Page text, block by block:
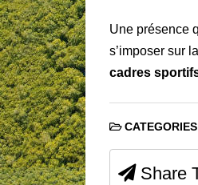
Une présence
s’imposer sur
cadres
CATEGORIES
Share